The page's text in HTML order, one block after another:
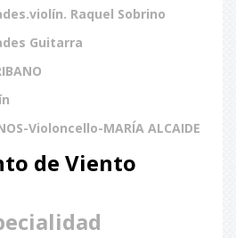
Raquel Sobrino
Guitarra
Violoncello-MARÍA ALCAIDE
de Viento